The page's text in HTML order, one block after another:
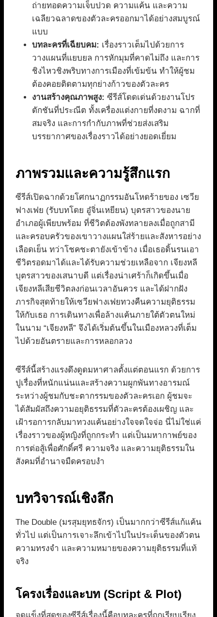
ถ่ายทอดความเจ็บปวด ความแค้น และความ
เฉลียวฉลาดของตัวละครออกมาได้อย่างสมบูรณ์
แบบ
บทละครที่เฉียบคม: เรื่องราวเต็มไปด้วยการ
วางแผนที่แยบยล การหักมุมที่คาดไม่ถึง และการ
ชิงไหวชิงพริบทางการเมืองที่เข้มข้น ทำให้ผู้ชม
ต้องคอยติดตามทุกย่างก้าวของตัวละคร
งานสร้างคุณภาพสูง: ซีรีส์โดดเด่นด้วยงานโปร
ดักชันที่ประณีต ทั้งเครื่องแต่งกายที่งดงาม ฉากที่
สมจริง และการกำกับภาพที่ช่วยส่งเสริม
บรรยากาศของเรื่องราวได้อย่างยอดเยี่ยม
ภาพรวมและความรู้สึกแรก
ซีรีส์เปิดฉากด้วยโศกนาฏกรรมอันโหดร้ายของ เซวีย
ฟางเฟย (รับบทโดย อู๋จิ่นเหยียน) บุตรสาวของนาย
อำเภอผู้เพียบพร้อม ที่ชีวิตต้องพังทลายลงเมื่อถูกสามี
และครอบครัวของเขาวางแผนใส่ร้ายและสังหารอย่าง
เลือดเย็น ทว่าโชคชะตายังเข้าข้าง เมื่อเธอดิ้นรนเอา
ชีวิตรอดมาได้และได้รับความช่วยเหลือจาก เจียงหลี
บุตรสาวของเสนาบดี แต่เรื่องน่าเศร้าก็เกิดขึ้นเมื่อ
เจียงหลีเสียชีวิตลงก่อนเวลาอันควร และได้ฝากฝัง
ภารกิจสุดท้ายให้เซวียฟางเฟยทวงคืนความยุติธรรม
ให้กับเธอ การเดินทางเพื่อล้างแค้นภายใต้ตัวตนใหม่
ในนาม “เจียงหลี” จึงได้เริ่มต้นขึ้นในเมืองหลวงที่เต็ม
ไปด้วยอันตรายและการหลอกลวง
ซีรีส์นี้สร้างแรงดึงดูดมหาศาลตั้งแต่ตอนแรก ด้วยการ
ปูเรื่องที่หนักแน่นและสร้างความผูกพันทางอารมณ์
ระหว่างผู้ชมกับชะตากรรมของตัวละครเอก ผู้ชมจะ
ได้สัมผัสถึงความอยุติธรรมที่ตัวละครต้องเผชิญ และ
เฝ้ารอการกลับมาทวงแค้นอย่างใจจดใจจ่อ นี่ไม่ใช่แค่
เรื่องราวของผู้หญิงที่ถูกกระทำ แต่เป็นมหากาพย์ของ
การต่อสู้เพื่อศักดิ์ศรี ความจริง และความยุติธรรมใน
สังคมที่อำนาจมืดครอบงำ
บทวิจารณ์เชิงลึก
The Double (มรสุมยุทธจักร) เป็นมากกว่าซีรีส์แก้แค้น
ทั่วไป แต่เป็นการเจาะลึกเข้าไปในประเด็นของตัวตน
ความทรงจำ และความหมายของความยุติธรรมที่แท้
จริง
โครงเรื่องและบท (Script & Plot)